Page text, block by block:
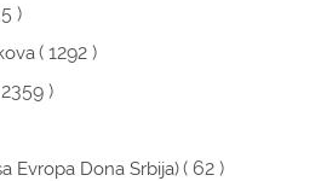
)
( 1292 )
)
Evropa Dona Srbija)( 62 )